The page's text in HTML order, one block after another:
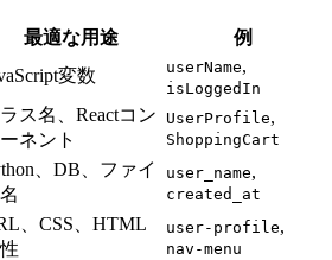
最適な用途
例
変数 userName,
isLoggedIn
ス名、Reactコン
ネント
UserProfile,
ShoppingCart
、DB、ファイ
user_name,
created_at
、CSS、HTML
user-profile,
nav-menu